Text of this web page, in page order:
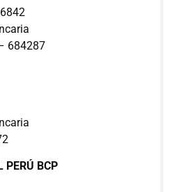
684287
PERÚ BCP